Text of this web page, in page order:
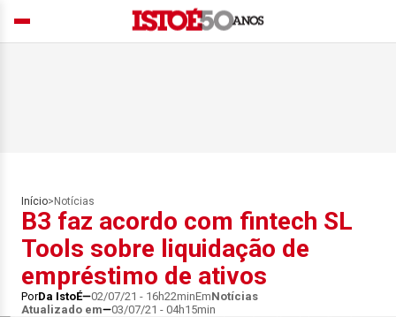
Início> Notícias
B3 faz acordo com fintech SL
Tools sobre liquidação de
empréstimo de ativos
PorDa IstoÉ 02/07/21 - 16h22minEmNotícias
Atualizado em
03/07/21 - 04h15min